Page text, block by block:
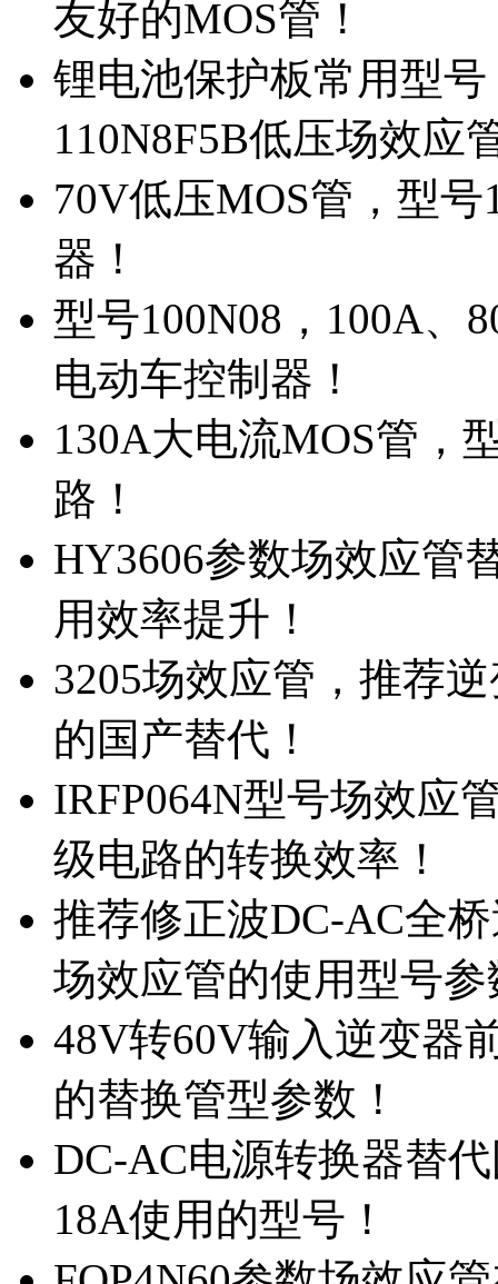
友好的MOS管！
锂电池保护板常用型
110N8F5B低压场效应
70V低压MOS管，型
器！
型号100N08，100A、
电动车控制器！
130A大电流MOS管，
路！
HY3606参数场效应管
用效率提升！
3205场效应管，推荐
的国产替代！
IRFP064N型号场效应
级电路的转换效率！
推荐修正波DC-AC全
场效应管的使用型号参
48V转60V输入逆变器
的替换管型参数！
DC-AC电源转换器替
18A使用的型号！